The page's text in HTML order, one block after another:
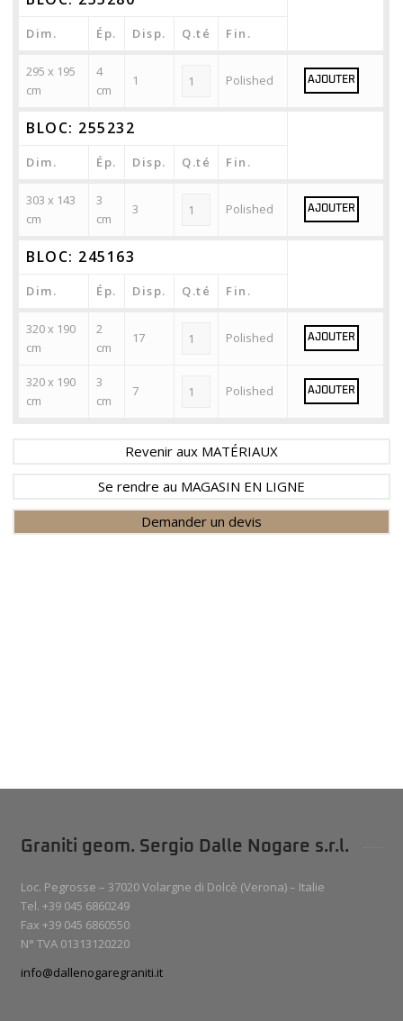
Dim. Ép. Disp. Q.té Fin.
295 x 195
cm
4
cm
1 Polished AJOUTER
BLOC: 255232
Dim. Ép. Disp. Q.té Fin.
303 x 143
cm
3
cm
3 Polished AJOUTER
BLOC: 245163
Dim. Ép. Disp. Q.té Fin.
320 x 190
cm
2
cm
17 Polished AJOUTER
320 x 190
cm
3
cm
7 Polished AJOUTER
Revenir aux MATÉRIAUX
Se rendre au MAGASIN EN LIGNE
Demander un devis
Graniti geom. Sergio Dalle Nogare s.r.l.
Loc. Pegrosse – 37020 Volargne di Dolcè (Verona) – Italie
Tel. +39 045 6860249
Fax +39 045 6860550
N° TVA 01313120220
info@dallenogaregraniti.it